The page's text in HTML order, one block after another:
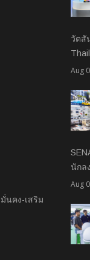
นคง-เสริม
วัตสั
Aug
นักล
Aug